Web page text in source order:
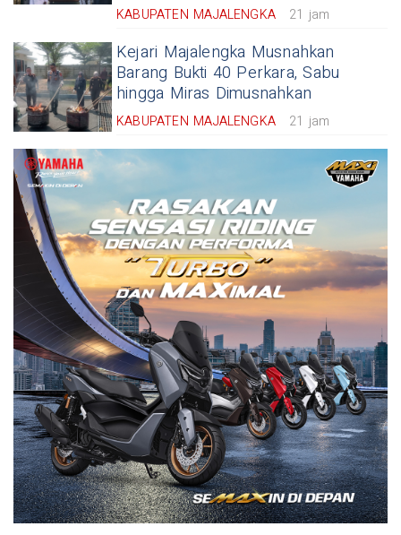
KABUPATEN MAJALENGKA 21 jam
Kejari Majalengka Musnahkan
Barang Bukti 40 Perkara, Sabu
hingga Miras Dimusnahkan
KABUPATEN MAJALENGKA 21 jam